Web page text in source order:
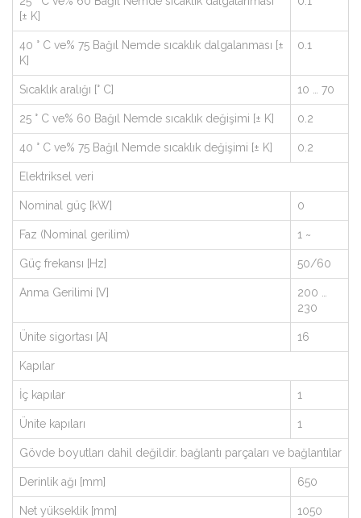
[± K]
40 ° C ve% 75 Bağıl Nemde sıcaklık dalgalanması [±
K]
0.1
Sıcaklık aralığı [° C] 10 … 70
25 ° C ve% 60 Bağıl Nemde sıcaklık değişimi [± K] 0.2
40 ° C ve% 75 Bağıl Nemde sıcaklık değişimi [± K] 0.2
Elektriksel veri
Nominal güç [kW] 0
Faz (Nominal gerilim) 1 ~
Güç frekansı [Hz] 50/60
Anma Gerilimi [V]
200 …
230
Ünite sigortası [A] 16
Kapılar
İç kapılar 1
Ünite kapıları 1
Gövde boyutları dahil değildir. bağlantı parçaları ve bağlantılar
Derinlik ağı [mm] 650
Net yükseklik [mm] 1050